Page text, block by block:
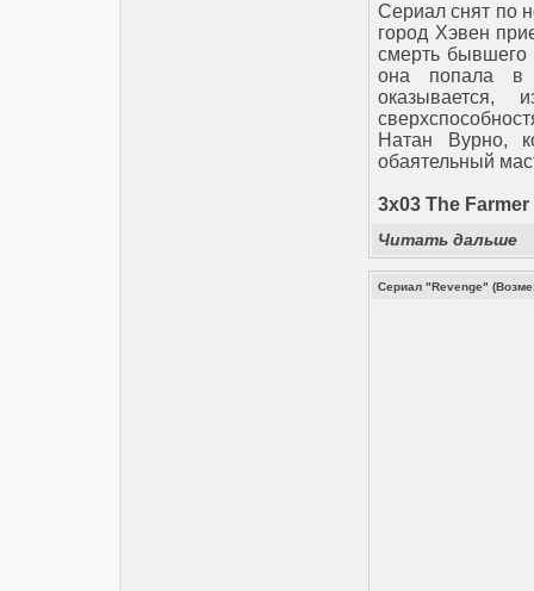
Сериал снят по
город Хэвен
смерть бывшего
она попала в
Натан Вурно,
обаятельный
3x03 The
Читать дальше
Сериал "Revenge"